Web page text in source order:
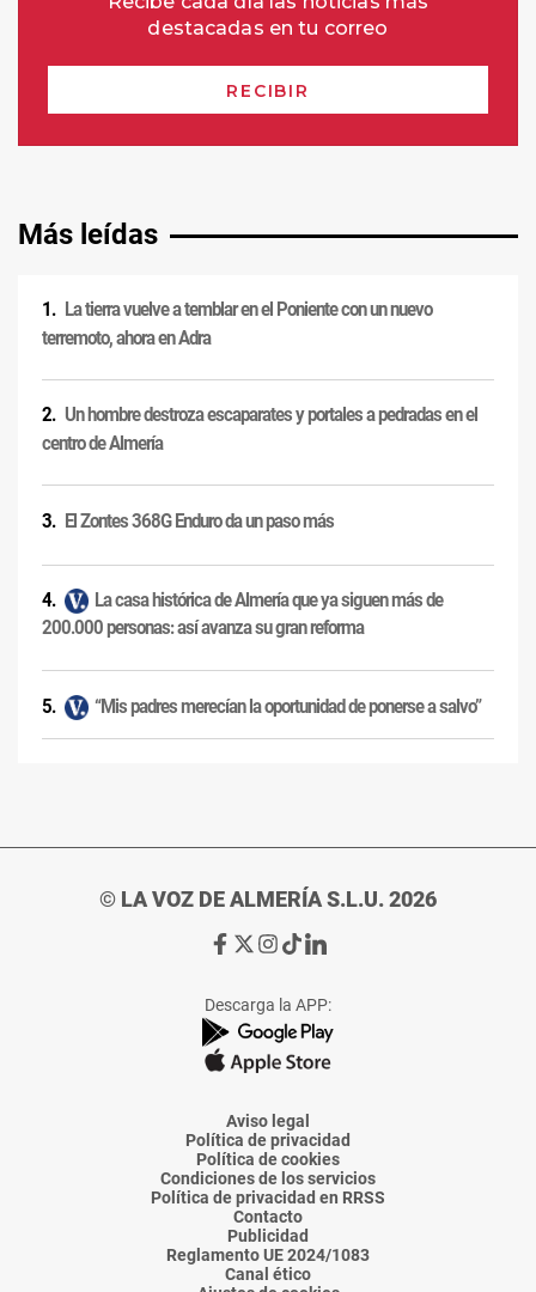
Más leídas
La tierra vuelve a temblar en el Poniente con un nuevo
terremoto, ahora en Adra
Un hombre destroza escaparates y portales a pedradas en el
centro de Almería
El Zontes 368G Enduro da un paso más
La casa histórica de Almería que ya siguen más de
200.000 personas: así avanza su gran reforma
“Mis padres merecían la oportunidad de ponerse a salvo”
© LA VOZ DE ALMERÍA S.L.U. 2026
Ir
de
La
Voz
Almería
Ir
de
La
Voz
Almería
Ir
de
La
Voz
Almería
Ir
de
La
Voz
Almería
Ir
de
La
Voz
Descarga la APP:
Aviso legal
Política de privacidad
Política de cookies
Condiciones de los servicios
Política de privacidad en RRSS
Contacto
Publicidad
Reglamento UE 2024/1083
Canal ético